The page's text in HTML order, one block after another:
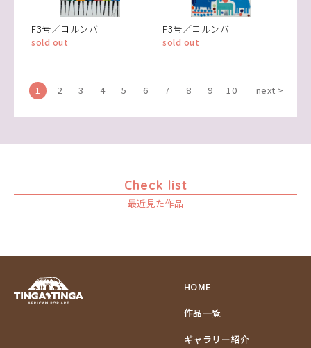
F3号／コルンバ
sold out
F3号／コルンバ
sold out
1 2 3 4 5 6 7 8 9 10 next >
Check list
最近見た作品
HOME
作品一覧
ギャラリー紹介